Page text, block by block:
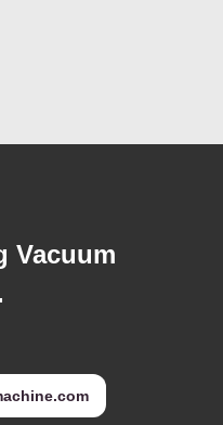
Vacuum